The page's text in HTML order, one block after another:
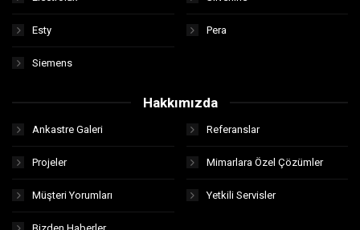
Esty Pera
Siemens
Hakkımızda
Ankastre Galeri Referanslar
Projeler Mimarlara Özel Çözümler
Müşteri Yorumları Yetkili Servisler